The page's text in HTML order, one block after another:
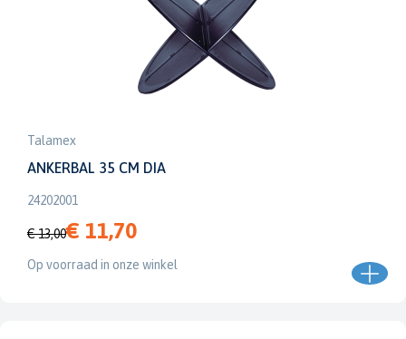
Talamex
ANKERBAL 35 CM DIA
24202001
€ 13,00€ 11,70
Op voorraad in onze winkel